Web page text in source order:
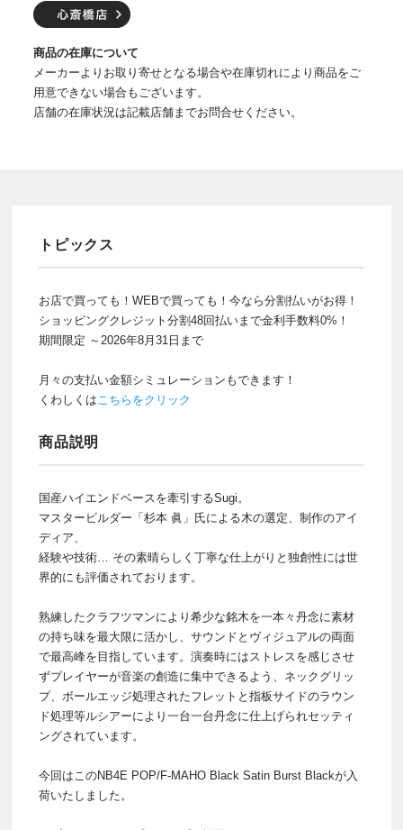
商品の在庫について
メーカーよりお取り寄せとなる場合や在庫切れにより商品をご
用意できない場合もございます。
店舗の在庫状況は記載店舗までお問合せください。
トピックス
お店で買っても！WEBで買っても！今なら分割払いがお得！
ショッピングクレジット分割48回払いまで金利手数料0%！
期間限定 ～2026年8月31日まで
月々の支払い金額シミュレーションもできます！
くわしくはこちらをクリック
商品説明
国産ハイエンドベースを牽引するSugi。
マスタービルダー「杉本 眞」氏による木の選定、制作のアイ
ディア、
経験や技術… その素晴らしく丁寧な仕上がりと独創性には世
界的にも評価されております。
熟練したクラフツマンにより希少な銘木を一本々丹念に素材
の持ち味を最大限に活かし、サウンドとヴィジュアルの両面
で最高峰を目指しています。演奏時にはストレスを感じさせ
ずプレイヤーが音楽の創造に集中できるよう、ネックグリッ
プ、ボールエッジ処理されたフレットと指板サイドのラウン
ド処理等ルシアーにより一台一台丹念に仕上げられセッティ
ングされています。
今回はこのNB4E POP/F-MAHO Black Satin Burst Blackが入
荷いたしました。